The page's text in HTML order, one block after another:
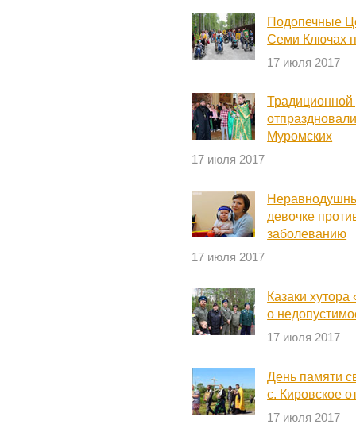
Подопечные
Семи Ключах
17 июля 2017
Традиционной
Муромских
17 июля 2017
девочке
заболеванию
17 июля 2017
Казаки
о
17 июля 2017
День памяти
с. Кировское
17 июля 2017